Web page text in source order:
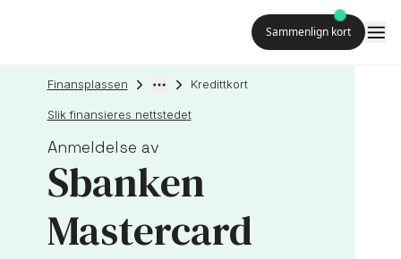
Sammenlign kort
Finansplassen Kredittkort
Slik finansieres nettstedet
Anmeldelse av
Sbanken
Mastercard